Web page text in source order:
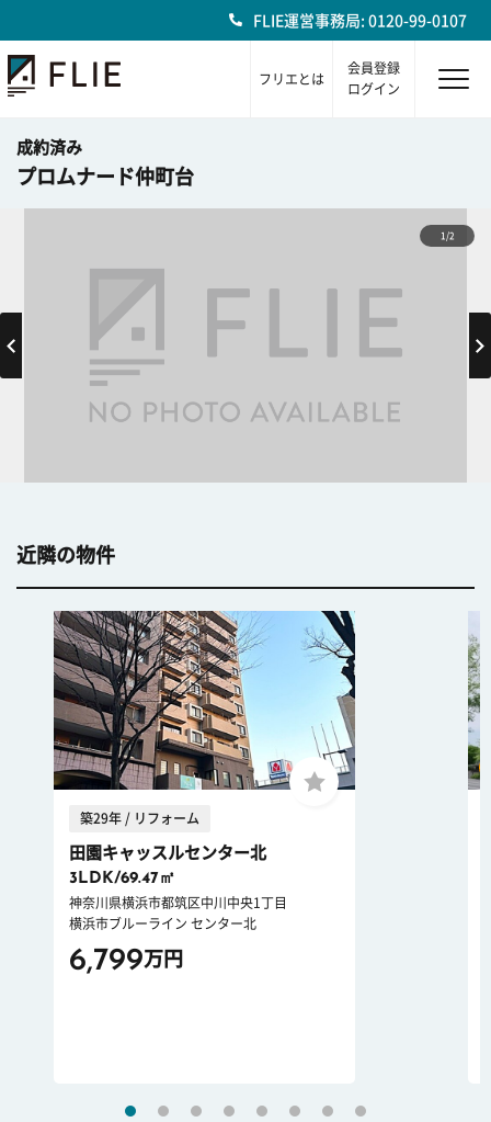
FLIE運営事務局: 0120-99-0107
フリエとは
会員登録
ログイン
成約済み
プロムナード仲町台
1/2
近隣の物件
築29年 / リフォーム
田園キャッスルセンター北
3LDK/69.47㎡
神奈川県横浜市都筑区中川中央1丁目
横浜市ブルーライン センター北
6,799万円